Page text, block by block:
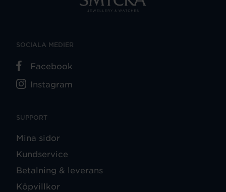
SUPPORT
Mina sidor
Kundservice
Betalning & leverans
Köpvillkor
SOCIALA MEDIER
Facebook
Instagram